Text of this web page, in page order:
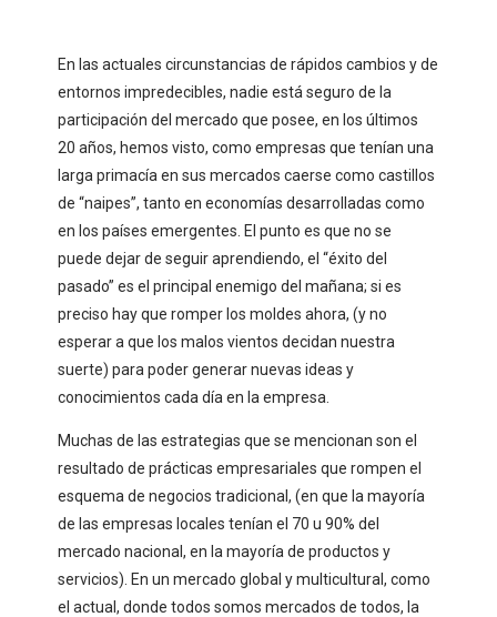
En las actuales circunstancias de rápidos cambios y de
entornos impredecibles, nadie está seguro de la
participación del mercado que posee, en los últimos
20 años, hemos visto, como empresas que tenían una
larga primacía en sus mercados caerse como castillos
de “naipes”, tanto en economías desarrolladas como
en los países emergentes. El punto es que no se
puede dejar de seguir aprendiendo, el “éxito del
pasado” es el principal enemigo del mañana; si es
preciso hay que romper los moldes ahora, (y no
esperar a que los malos vientos decidan nuestra
suerte) para poder generar nuevas ideas y
conocimientos cada día en la empresa.
Muchas de las estrategias que se mencionan son el
resultado de prácticas empresariales que rompen el
esquema de negocios tradicional, (en que la mayoría
de las empresas locales tenían el 70 u 90% del
mercado nacional, en la mayoría de productos y
servicios). En un mercado global y multicultural, como
el actual, donde todos somos mercados de todos, la